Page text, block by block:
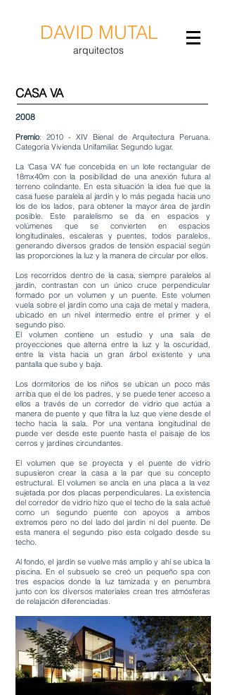
DAVID MUTAL
arquitectos
CASA VA
2008
Premio: 2010 - XIV Bienal de Arquitectura Peruana.
Categoría Vivienda Unifamiliar. Segundo lugar.
La ‘Casa VA’ fue concebida en un lote rectangular de
18mx40m con la posibilidad de una anexión futura al
terreno colindante. En esta situación la idea fue que la
casa fuese paralela al jardín y lo más pegada hacia uno
los de los lados, para obtener la mayor área de jardín
posible. Este paralelismo se da en espacios y
volúmenes que se convierten en espacios
longitudinales, escaleras y puentes, todos paralelos,
generando diversos grados de tensión espacial según
las proporciones la luz y la manera de circular por ellos.
Los recorridos dentro de la casa, siempre paralelos al
jardín, contrastan con un único cruce perpendicular
formado por un volumen y un puente. Este volumen
vuela sobre el jardín como una caja de metal y madera,
ubicado en un nivel intermedio entre el primer y el
segundo piso.
El volumen contiene un estudio y una sala de
proyecciones que alterna entre la luz y la oscuridad,
entre la vista hacia un gran árbol existente y una
pantalla que sube y baja.
Los dormitorios de los niños se ubican un poco más
arriba que el de los padres, y se puede tener acceso a
ellos a través de un corredor de vidrio que actúa a
manera de puente y que filtra la luz que viene desde el
techo hacia la sala. Por una ventana longitudinal de
puede ver desde este puente hasta el paisaje de los
cerros y jardines circundantes.
El volumen que se proyecta y el puente de vidrio
supusieron crear la casa a la par que su concepto
estructural. El volumen se ancla en una placa a la vez
sujetada por dos placas perpendiculares. La existencia
del corredor de vidrio hizo que el techo de la sala actué
como un segundo puente con apoyos a ambos
extremos pero no del lado del jardín ni del puente. De
esta manera el segundo piso esta colgado desde su
techo.
Al fondo, el jardín se vuelve más amplio y ahí se ubica la
piscina. En el subsuelo se creó un pequeño spa con
tres espacios donde la luz tamizada y en penumbra
junto con los diversos materiales crean tres atmósferas
de relajación diferenciadas.